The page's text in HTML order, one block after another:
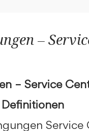
–
– Service
Service